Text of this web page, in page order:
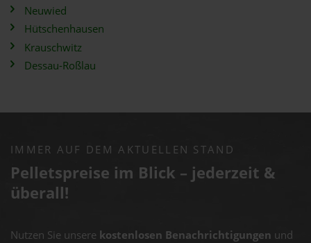
Neuwied
Hütschenhausen
Krauschwitz
Dessau-Roßlau
IMMER AUF DEM AKTUELLEN STAND
Pelletspreise im Blick – jederzeit &
überall!
Nutzen Sie unsere kostenlosen Benachrichtigungen und